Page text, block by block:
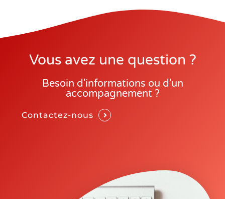
Vous avez une question ?
Besoin d'informations ou d'un
accompagnement ?
Contactez-nous